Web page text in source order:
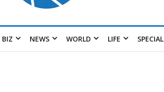
BIZ NEWS WORLD LIFE SPECIAL